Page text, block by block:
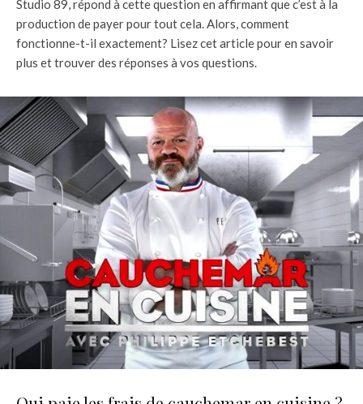
Studio 89, répond à cette question en affirmant que c’est à la
production de payer pour tout cela. Alors, comment
fonctionne-t-il exactement? Lisez cet article pour en savoir
plus et trouver des réponses à vos questions.